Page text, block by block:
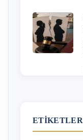
ETIKETLER